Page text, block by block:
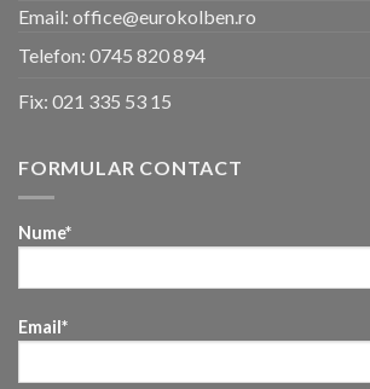
Email: office@eurokolben.ro
Telefon: 0745 820 894
Fix: 021 335 53 15
FORMULAR CONTACT
Nume*
Email*